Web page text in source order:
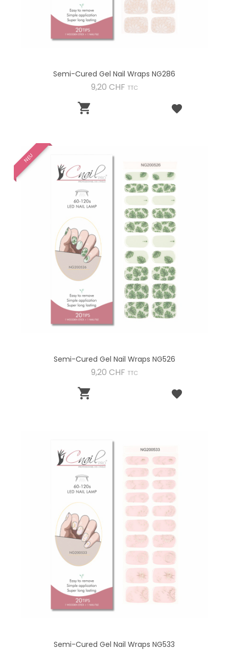
Semi-Cured Gel Nail Wraps NG286
9,20 CHF Preis
TTC

Semi-Cured Gel Nail Wraps NG526
9,20 CHF Preis
TTC
NEU

Semi-Cured Gel Nail Wraps NG533